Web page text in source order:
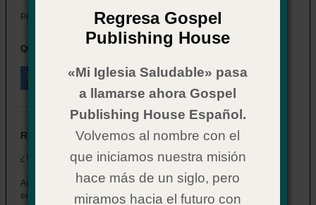
Price:
Quantity:
Resumen
¿Y ahora qué? Para niños: Salvación
Ayude a su equipo a dar a los niños las respuestas que necesitan
en un formato que entiendan.
Regresa Gospel
Publishing House
«Mi Iglesia Saludable» pasa
a llamarse ahora Gospel
Publishing House Español.
Volvemos al nombre con el
que iniciamos nuestra misión
hace más de un siglo, pero
miramos hacia el futuro con